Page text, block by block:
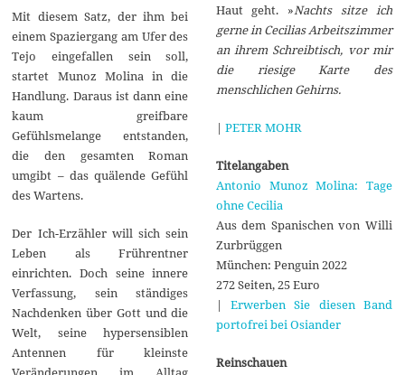
Mit diesem Satz, der ihm bei
einem Spaziergang am Ufer des
Tejo eingefallen sein soll,
startet Munoz Molina in die
Handlung. Daraus ist dann eine
kaum greifbare
Gefühlsmelange entstanden,
die den gesamten Roman
umgibt – das quälende Gefühl
des Wartens.
Der Ich-Erzähler will sich sein
Leben als Frührentner
einrichten. Doch seine innere
Verfassung, sein ständiges
Nachdenken über Gott und die
Welt, seine hypersensiblen
Antennen für kleinste
Haut geht. »Nachts sitze ich
gerne in Cecilias Arbeitszimmer
an ihrem Schreibtisch, vor mir
die riesige Karte des
menschlichen Gehirns.
| PETER MOHR
Titelangaben
Antonio Munoz Molina: Tage
ohne Cecilia
Aus dem Spanischen von Willi
Zurbrüggen
München: Penguin 2022
272 Seiten, 25 Euro
| Erwerben Sie diesen Band
portofrei bei Osiander
Reinschauen